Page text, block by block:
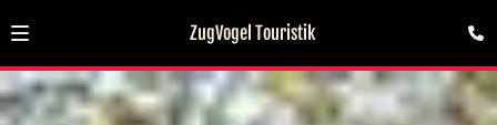
ZugVogel Touristik